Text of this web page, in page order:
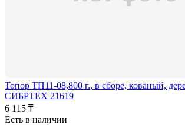
Топор ТП11-08,800 г., в сборе, кованый,
СИБРТЕХ 21619
6 115 ₸
Есть в наличии